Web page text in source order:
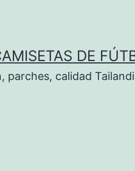
DE
calidad